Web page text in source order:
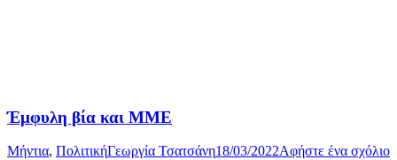
Έμφυλη βία και ΜΜΕ
Μήντια, ΠολιτικήΓεωργία Τσατσάνη18/03/2022Αφήστε ένα σχόλιο